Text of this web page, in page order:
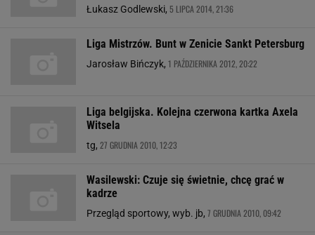
Łukasz Godlewski, 5 LIPCA 2014, 21:36
Liga Mistrzów. Bunt w Zenicie Sankt Petersburg
Jarosław Bińczyk, 1 PAŹDZIERNIKA 2012, 20:22
Liga belgijska. Kolejna czerwona kartka Axela
Witsela
tg, 27 GRUDNIA 2010, 12:23
Wasilewski: Czuje się świetnie, chcę grać w
kadrze
Przegląd sportowy, wyb. jb, 7 GRUDNIA 2010, 09:42